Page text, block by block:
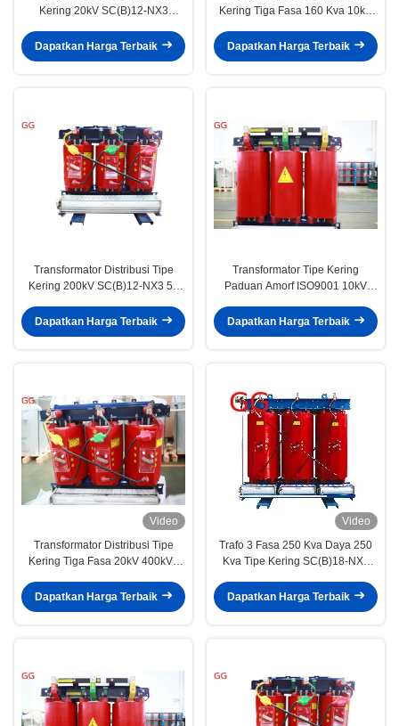
Kering 20kV SC(B)12-NX3
2000kVA
Dapatkan Harga Terbaik
Kering Tiga Fasa 160 Kva 10kV
Dapatkan Harga Terbaik
Transformator Distribusi Tipe
Kering 200kV SC(B)12-NX3 50
Dapatkan Harga Terbaik
Transformator Tipe Kering
Paduan Amorf ISO9001 10kV
Dapatkan Harga Terbaik
Video
Transformator Distribusi Tipe
Kering Tiga Fasa 20kV 400kVA
Dapatkan Harga Terbaik
Video
Trafo 3 Fasa 250 Kva Daya 250
Kva Tipe Kering SC(B)18-NX1
Dapatkan Harga Terbaik